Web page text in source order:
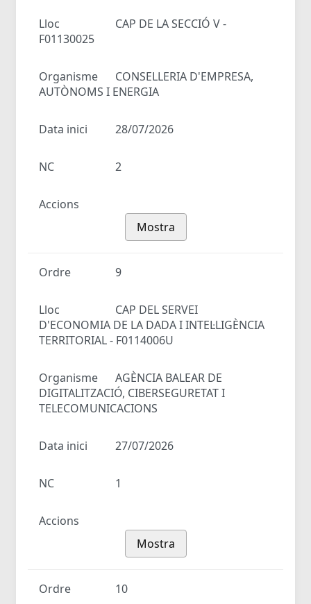
Lloc
CAP DE LA SECCIÓ V -
F01130025
Organisme
CONSELLERIA D'EMPRESA,
AUTÒNOMS I ENERGIA
Data inici 28/07/2026
NC 2
Accions
Mostra
Ordre 9
Lloc
CAP DEL SERVEI
D'ECONOMIA DE LA DADA I INTEL·LIGÈNCIA
TERRITORIAL - F0114006U
Organisme
AGÈNCIA BALEAR DE
DIGITALITZACIÓ, CIBERSEGURETAT I
TELECOMUNICACIONS
Data inici 27/07/2026
NC 1
Accions
Mostra
Ordre 10